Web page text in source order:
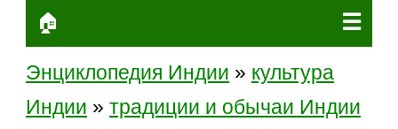
🏠 ☰
Энциклопедия Индии » культура
Индии »традиции и обычаи Индии